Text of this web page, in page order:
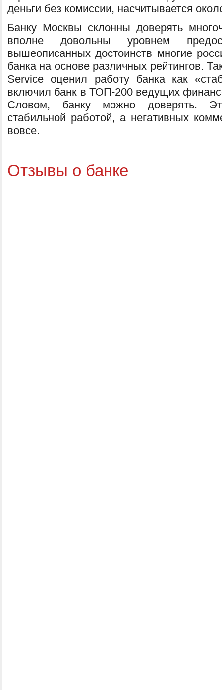
деньги без комиссии, насчитывается
Банку Москвы склонны доверять
вполне довольны уровнем
вышеописанных достоинств многие
банка на основе различных рейтингов.
Service оценил работу банка как
включил банк в ТОП-200 ведущих
Словом, банку можно доверять.
стабильной работой, а негативных
вовсе.
Отзывы о банке